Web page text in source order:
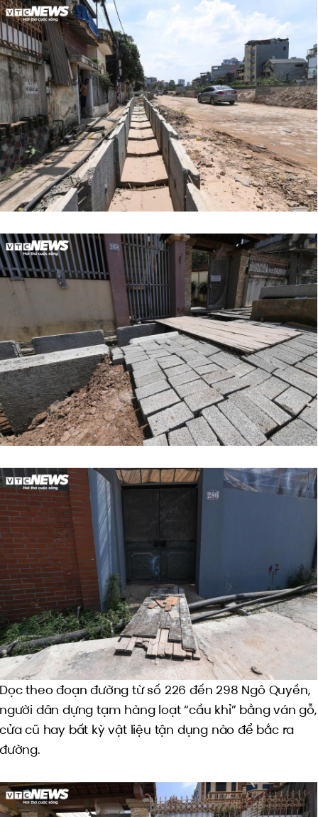
Dọc theo đoạn đường từ số 226 đến 298 Ngô Quyền,
người dân dựng tạm hàng loạt “cầu khỉ” bằng ván gỗ,
cửa cũ hay bất kỳ vật liệu tận dụng nào để bắc ra
đường.